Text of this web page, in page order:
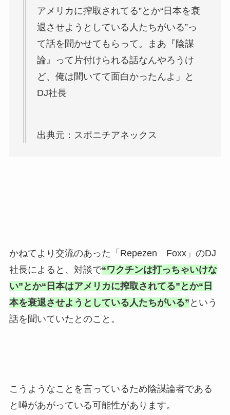
アメリカに搾取されてる”とか“日本を衰
退させようとしている人たちがいる”っ
て話を聞かせてもらって。まあ『陰謀
論』って片付けられる話なんやろうけ
ど、俺は聞いてて面白かったんよ」と
DJ社長
出典元：スポニチアネックス
かねてより交流のあった「Repezen Foxx」のDJ
社長によると、対談で“ワクチンは打っちゃいけな
い”とか“日本はアメリカに搾取されてる”とか“日
本を衰退させようとしている人たちがいる” という
話を聞いていたとのこと。
こうようなことを言っているため陰謀論者である
と噂があがっている可能性があります。